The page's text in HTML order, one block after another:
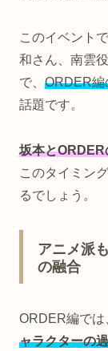
このイベント
和さん、南雲
で、 ORDER編
話題です。
坂本と
このタイミン
るでしょう。
アニメ派
の融合
ORDER編では
ャラクターの